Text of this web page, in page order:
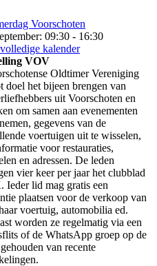
Voorschoten
09:30 - 16:30
kalender
VOV
Oldtimer Vereniging
doel het bijeen brengen van
uit Voorschoten en
om samen aan evenementen
gegevens van de
voertuigen uit te wisselen,
voor restauraties,
en adressen. De leden
vier keer per jaar het clubblad
lid mag gratis een
plaatsen voor de verkoop van
voertuig, automobilia ed.
worden ze regelmatig via een
of de WhatsApp groep op de
van recente